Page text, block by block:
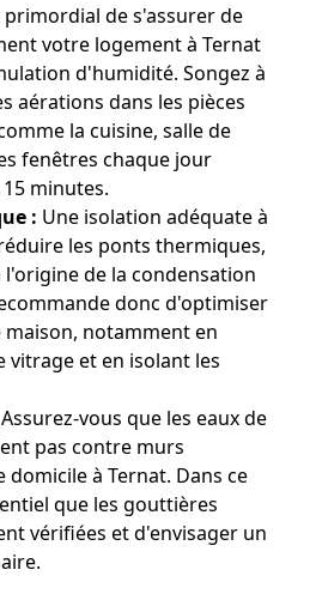
primordial de s'assurer de
votre logement à Ternat
d'humidité. Songez à
aérations dans les pièces
la cuisine, salle de
fenêtres chaque jour
minutes.
: Une isolation adéquate à
les ponts thermiques,
de la condensation
donc d'optimiser
notamment en
vitrage et en isolant les
Assurez-vous que les eaux de
pas contre murs
à Ternat. Dans ce
que les gouttières
vérifiées et d'envisager un